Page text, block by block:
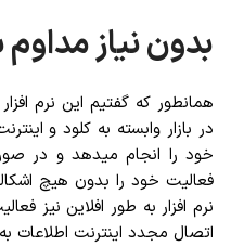
بدون نیاز مداوم
همانطور که گفتیم این نرم
در بازار وابسته به کلود و
خود را انجام میدهد و در
فعالیت خود را بدون هیچ
نرم افزار به طور افلاین نیز
اتصال مجدد اینترنت